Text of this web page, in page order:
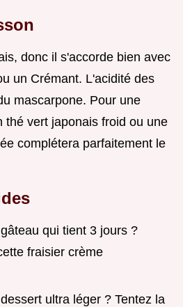
donc il s'accorde bien avec
un Crémant. L'acidité des
mascarpone. Pour une
thé vert japonais froid ou une
complétera parfaitement le
qui tient 3 jours ?
fraisier crème
ultra léger ? Tentez la